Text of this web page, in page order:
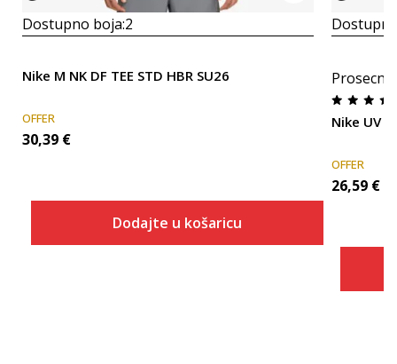
Dostupno boja:2
Nike M NK DF TEE STD HBR SU26
OFFER
30,39 €
Dodajte u košaricu
Nike UV
OFFER
26,59 €